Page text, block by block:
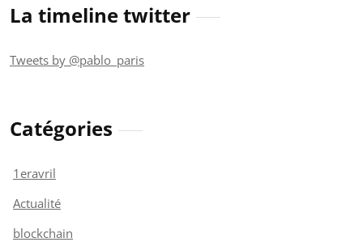
La timeline twitter
Tweets by @pablo_paris
Catégories
1eravril
Actualité
blockchain